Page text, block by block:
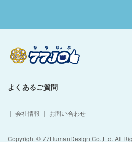
よくあるご質問
｜ 会社情報 ｜ お問い合わせ
Copyright © 77HumanDesign Co.,Ltd. All